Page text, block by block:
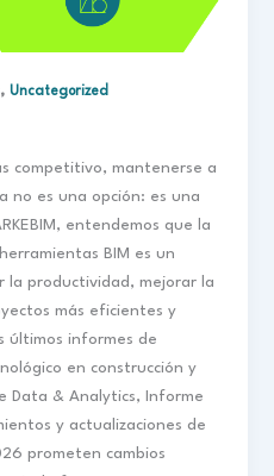
,Uncategorized
competitivo, mantenerse a
no es una opción: es una
entendemos que la
BIM es un
la productividad, mejorar la
más eficientes y
últimos informes de
en construcción y
Data & Analytics, Informe
y actualizaciones de
prometen cambios